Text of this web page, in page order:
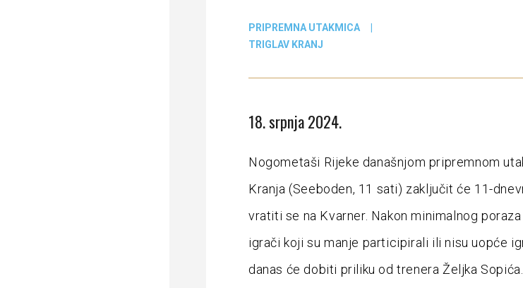
PRIPREMNA UTAKMICA
TRIGLAV KRANJ
18. srpnja 2024.
Nogometaši Rijeke današnjom pripremnom
Kranja (Seeboden, 11 sati) zaključit će 11-
vratiti se na Kvarner. Nakon minimalnog
igrači koji su manje participirali ili nisu uopće
danas će dobiti priliku od trenera Željka